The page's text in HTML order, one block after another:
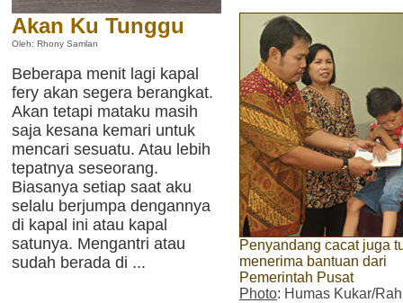
Akan Ku Tunggu
Oleh: Rhony Samlan
Beberapa menit lagi kapal
fery akan segera berangkat.
Akan tetapi mataku masih
saja kesana kemari untuk
mencari sesuatu. Atau lebih
tepatnya seseorang.
Biasanya setiap saat aku
selalu berjumpa dengannya
di kapal ini atau kapal
satunya. Mengantri atau
sudah berada di ...
Penyandang cacat juga
menerima bantuan dari
Pemerintah Pusat
Photo: Humas Kukar/